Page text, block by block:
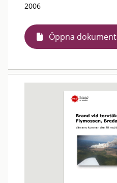
2006
Öppna dokument